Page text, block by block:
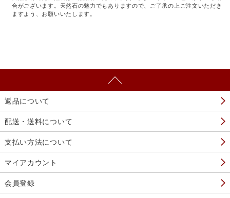
合がございます。天然石の魅力でもありますので、ご了承の上ご注文いただき
ますよう、お願いいたします。
返品について
配送・送料について
支払い方法について
マイアカウント
会員登録